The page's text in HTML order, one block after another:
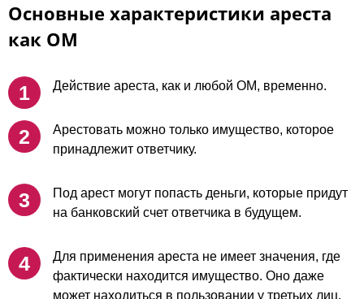
Основные характеристики ареста
как ОМ
Действие ареста, как и любой ОМ, временно.
Арестовать можно только имущество, которое
принадлежит ответчику.
Под арест могут попасть деньги, которые придут
на банковский счет ответчика в будущем.
Для применения ареста не имеет значения, где
фактически находится имущество. Оно даже
может находиться в пользовании у третьих лиц.